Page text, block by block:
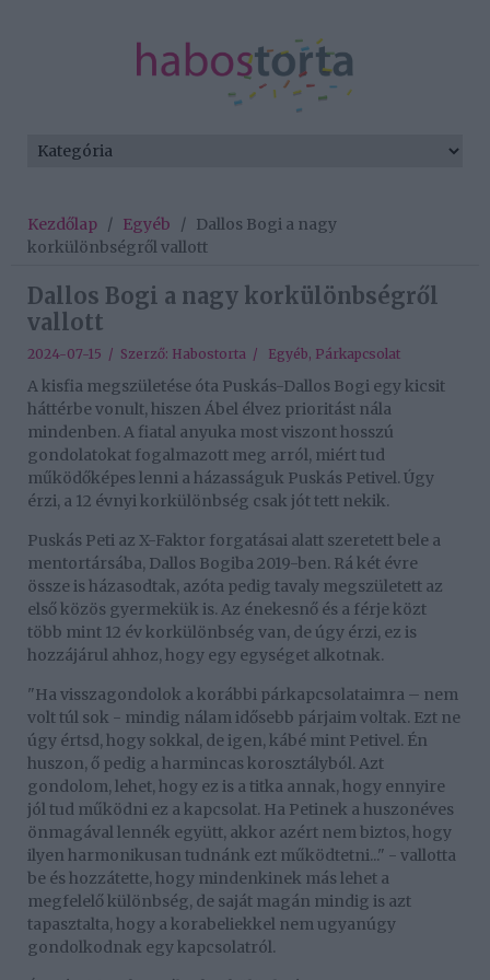
Kezdőlap / Egyéb / Dallos Bogi a nagy
korkülönbségről vallott
Dallos Bogi a nagy korkülönbségről
vallott
2024-07-15 / Szerző: Habostorta / Egyéb, Párkapcsolat
A kisfia megszületése óta Puskás-Dallos Bogi egy kicsit
háttérbe vonult, hiszen Ábel élvez prioritást nála
mindenben. A fiatal anyuka most viszont hosszú
gondolatokat fogalmazott meg arról, miért tud
működőképes lenni a házasságuk Puskás Petivel. Úgy
érzi, a 12 évnyi korkülönbség csak jót tett nekik.
Puskás Peti az X-Faktor forgatásai alatt szeretett bele a
mentortársába, Dallos Bogiba 2019-ben. Rá két évre
össze is házasodtak, azóta pedig tavaly megszületett az
első közös gyermekük is. Az énekesnő és a férje közt
több mint 12 év korkülönbség van, de úgy érzi, ez is
hozzájárul ahhoz, hogy egy egységet alkotnak.
"Ha visszagondolok a korábbi párkapcsolataimra – nem
volt túl sok - mindig nálam idősebb párjaim voltak. Ezt ne
úgy értsd, hogy sokkal, de igen, kábé mint Petivel. Én
huszon, ő pedig a harmincas korosztályból. Azt
gondolom, lehet, hogy ez is a titka annak, hogy ennyire
jól tud működni ez a kapcsolat. Ha Petinek a huszonéves
önmagával lennék együtt, akkor azért nem biztos, hogy
ilyen harmonikusan tudnánk ezt működtetni..." - vallotta
be és hozzátette, hogy mindenkinek más lehet a
megfelelő különbség, de saját magán mindig is azt
tapasztalta, hogy a korabeliekkel nem ugyanúgy
gondolkodnak egy kapcsolatról.